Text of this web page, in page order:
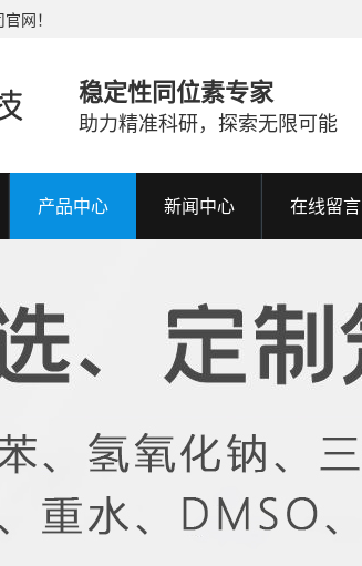
网！
稳定性同位素专家
助力精准科研，探索无限可能
产品中心 新闻中心 在线留言